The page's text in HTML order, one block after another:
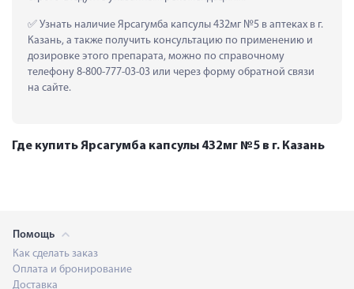
Узнать наличие Ярсагумба капсулы 432мг №5 в аптеках в г.
Казань, а также получить консультацию по применению и
дозировке этого препарата, можно по справочному
телефону 8-800-777-03-03 или через форму обратной связи
на сайте.
Где купить Ярсагумба капсулы 432мг №5 в г. Казань
Помощь
Как сделать заказ
Оплата и бронирование
Доставка